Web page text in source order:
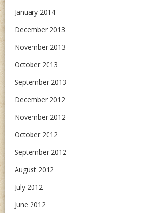
January 2014
December 2013
November 2013
October 2013
September 2013
December 2012
November 2012
October 2012
September 2012
August 2012
July 2012
June 2012